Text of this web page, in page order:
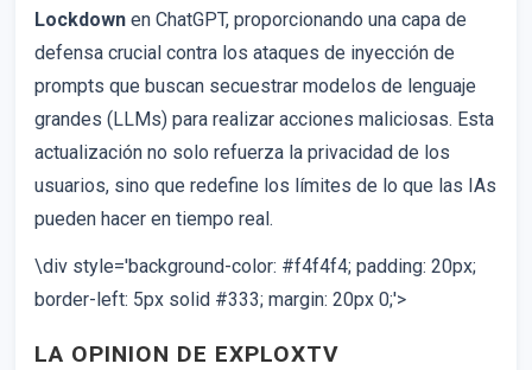
Lockdown en ChatGPT, proporcionando una capa de
defensa crucial contra los ataques de inyección de
prompts que buscan secuestrar modelos de lenguaje
grandes (LLMs) para realizar acciones maliciosas. Esta
actualización no solo refuerza la privacidad de los
usuarios, sino que redefine los límites de lo que las IAs
pueden hacer en tiempo real.
\div style='background-color: #f4f4f4; padding: 20px;
border-left: 5px solid #333; margin: 20px 0;'>
LA OPINION DE EXPLOXTV